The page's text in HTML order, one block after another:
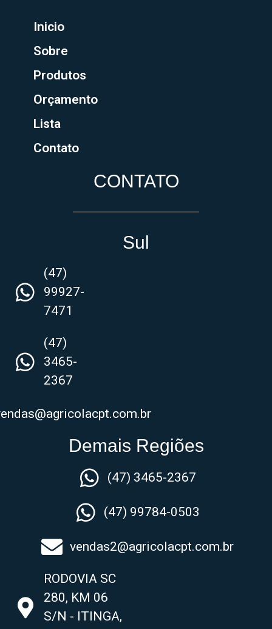
Inicio
Sobre
Produtos
Orçamento
Lista
Contato
CONTATO
Sul
(47)
99927-
7471
(47)
3465-
2367
Demais Regiões
(47) 3465-2367
(47) 99784-0503
vendas2@agricolacpt.com.br
RODOVIA SC
280, KM 06
S/N - ITINGA,